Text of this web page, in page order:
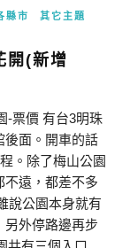
縣市
其它主題
開(新增
-票價 有台3明珠
後面。開車的話
。除了梅山公園
不遠，都差不多
說公園本身就有
另外停路邊再步